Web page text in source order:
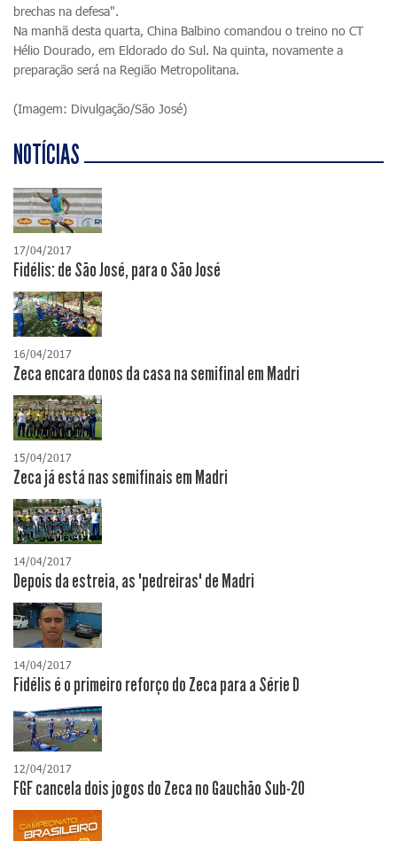
brechas na defesa".
Na manhã desta quarta, China Balbino comandou o treino no CT
Hélio Dourado, em Eldorado do Sul. Na quinta, novamente a
preparação será na Região Metropolitana.
(Imagem: Divulgação/São José)
NOTÍCIAS
17/04/2017
Fidélis: de São José, para o São José
16/04/2017
Zeca encara donos da casa na semifinal em Madri
15/04/2017
Zeca já está nas semifinais em Madri
14/04/2017
Depois da estreia, as "pedreiras" de Madri
14/04/2017
Fidélis é o primeiro reforço do Zeca para a Série D
12/04/2017
FGF cancela dois jogos do Zeca no Gauchão Sub-20